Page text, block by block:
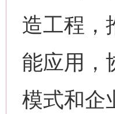
造工程，
能应用，
模式和企